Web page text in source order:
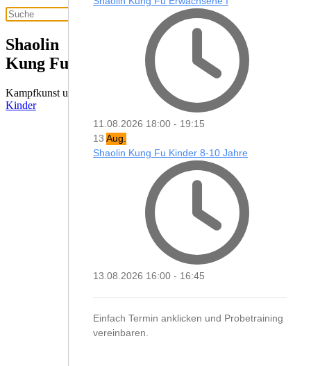
Shaolin­
Kung Fu
Kampfkunst und Selbstverteidigung aus China fürErwachsene
Kinder
11.08.2026 18:00 - 19:15
13 Aug.
Shaolin Kung Fu Kinder 8-10 Jahre
13.08.2026 16:00 - 16:45
Einfach Termin anklicken und Probetraining
vereinbaren.